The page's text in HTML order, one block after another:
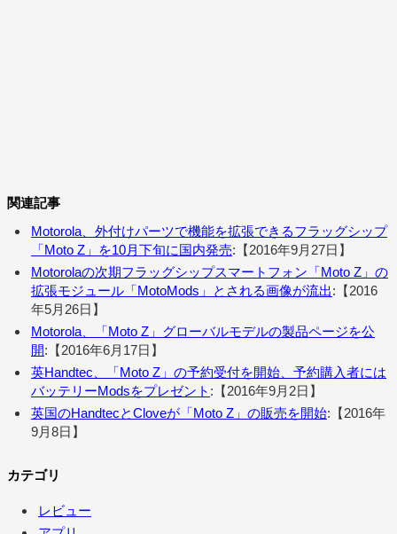
関連記事
Motorola、外付けパーツで機能を拡張できるフラッグシップ
「Moto Z」を10月下旬に国内発売:【2016年9月27日】
Motorolaの次期フラッグシップスマートフォン「Moto Z」の
拡張モジュール「MotoMods」とされる画像が流出:【2016
年5月26日】
Motorola、「Moto Z」グローバルモデルの製品ページを公
開:【2016年6月17日】
英Handtec、「Moto Z」の予約受付を開始、予約購入者には
バッテリーModsをプレゼント :【2016年9月2日】
英国のHandtecとCloveが「Moto Z」の販売を開始:【2016年
9月8日】
カテゴリ
レビュー